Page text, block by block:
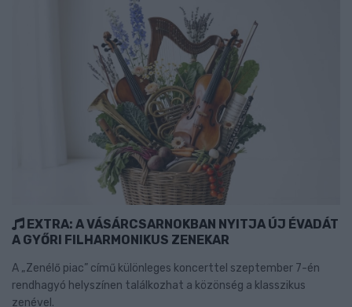
EXTRA: A VÁSÁRCSARNOKBAN NYITJA ÚJ ÉVADÁT
A GYŐRI FILHARMONIKUS ZENEKAR
A „Zenélő piac” című különleges koncerttel szeptember 7-én
rendhagyó helyszínen találkozhat a közönség a klasszikus
zenével.